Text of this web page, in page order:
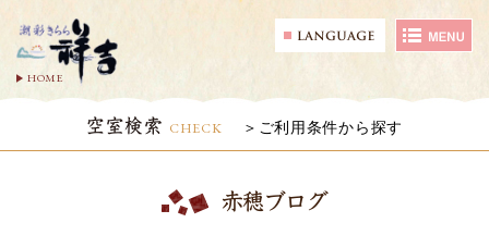
HOME
空室検索 CHECK ご利用条件から探す
赤穂ブログ